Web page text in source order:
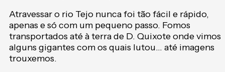
Atravessar o rio Tejo nunca foi tão fácil e rápido,
apenas e só com um pequeno passo. Fomos
transportados até à terra de D. Quixote onde vimos
alguns gigantes com os quais lutou… até imagens
trouxemos.